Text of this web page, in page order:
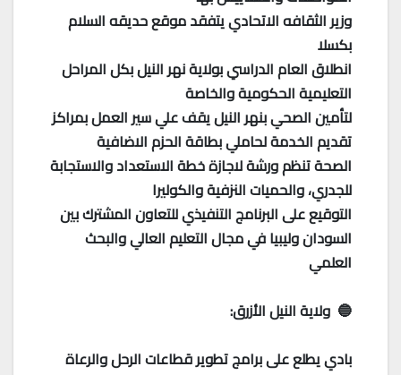
وزير الثقافه الاتحادي يتفقد موقع حديقه السلام
بكسلا
انطلاق العام الدراسي بولاية نهر النيل بكل المراحل
التعليمية الحكومية والخاصة
لتأمين الصحي بنهر النيل يقف علي سير العمل بمراكز
تقديم الخدمة لحاملي بطاقة الحزم الاضافية
الصحة تنظم ورشة لاجازة خطة الاستعداد والاستجابة
للجدري، والحميات النزفية والكوليرا
التوقيع على البرنامج التنفيذي للتعاون المشترك بين
السودان وليبيا في مجال التعليم العالي والبحث
العلمي
🔵 ولاية النيل الأزرق:
بادي يطلع على برامج تطوير قطاعات الرحل والرعاة